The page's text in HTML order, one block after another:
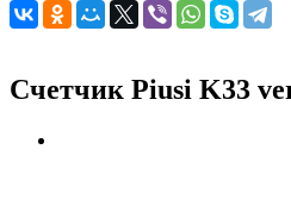
Счетчик Piusi K33